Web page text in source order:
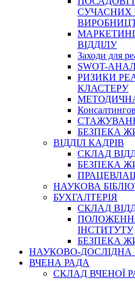
СУЧАСНИХ
ВІДДІЛУ
Заходи для
SWOT-
РИЗИКИ
КЛАСТЕРУ
БЕЗПЕКА
ВІДДІЛ КАДРІВ
СКЛАД
БЕЗПЕКА
НАУКОВА
БУХГАЛТЕРІЯ
СКЛАД
ПОЛОЖЕННЯ
ІНСТИТУТУ
БЕЗПЕКА
НАУКОВО-ДОСЛІДНА
ВЧЕНА РАДА
СКЛАД ВЧЕНОЇ